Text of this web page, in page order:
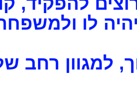
לו
למגוון רחב